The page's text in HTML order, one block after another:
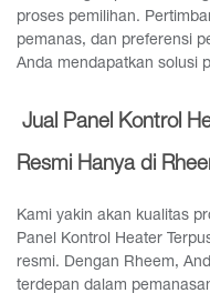
proses pemilihan.
pemanas, dan preferensi
Anda mendapatkan solusi
Jual Panel Kontrol
Resmi Hanya di
Kami yakin akan kualitas
Panel Kontrol Heater
resmi. Dengan Rheem,
terdepan dalam